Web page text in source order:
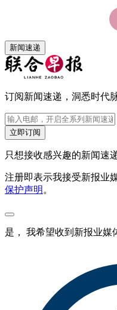
新闻速递
订阅新闻速递，洞悉时代脉
立即订阅
只想接收感兴趣的新闻速
注册即表示我接受新报业
保护声明 。
是， 我希望收到新报业媒